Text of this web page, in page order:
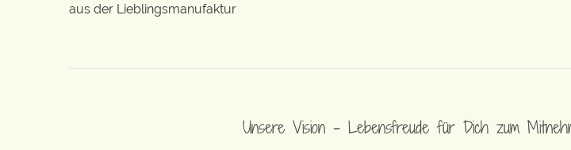
aus der Lieblingsmanufaktur
Unsere Vision – Lebensfreude für Dich zum